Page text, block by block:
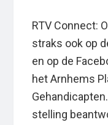
RTV Connect:
straks ook op
en op de
het Arnhems
stelling